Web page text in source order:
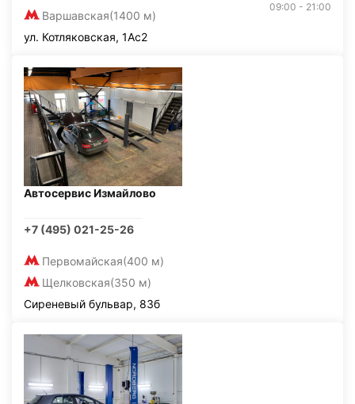
Варшавская(1400 м)
09:00 - 21:00
ул. Котляковская, 1Ас2
Автосервис Измайлово
+7 (495) 021-25-26
Первомайская(400 м)
Щелковская(350 м)
Сиреневый бульвар, 83б